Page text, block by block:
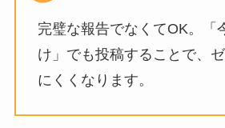
完璧な報告でなくてOK。「
け」でも投稿することで、
にくくなります。